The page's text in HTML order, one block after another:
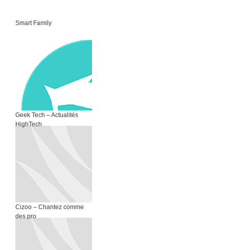
Smart Family
Geek Tech – Actualités
HighTech
Cizoo – Chantez comme
des pro